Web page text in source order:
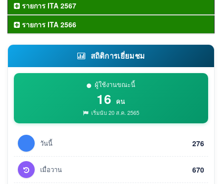
รายการ ITA 2567
รายการ ITA 2566
สถิติการเยี่ยมชม
ผู้ใช้งานขณะนี้
16 คน
เริ่มนับ 20 ส.ค. 2565
วันนี้ 276
เมื่อวาน 670